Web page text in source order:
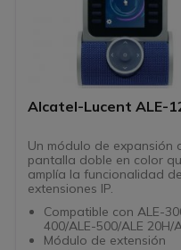
Alcatel-Lucent ALE-
Un módulo de expansión
pantalla doble en color que
amplía la funcionalidad
extensiones IP.
Compatible con ALE-
400/ALE-500/ALE 20H/
Módulo de extensión